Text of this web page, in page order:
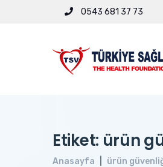
0543 681 37 73
Etiket: ürün
Anasayfa ürün